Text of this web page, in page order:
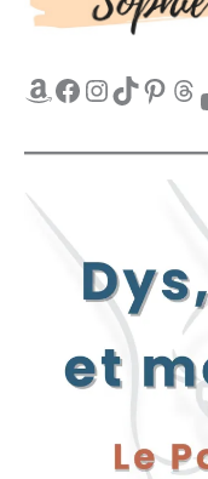
Amazon Facebook InstagramTikTok Pinterest Threads